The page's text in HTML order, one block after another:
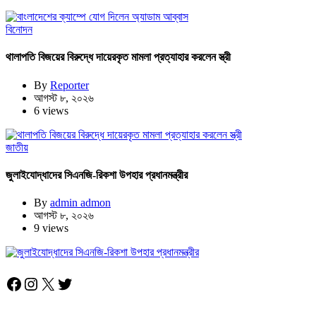
বিনোদন
থালাপতি বিজয়ের বিরুদ্ধে দায়েরকৃত মামলা প্রত্যাহার করলেন স্ত্রী
By Reporter
আগস্ট ৮, ২০২৬
6 views
জাতীয়
জুলাইযোদ্ধাদের সিএনজি-রিকশা উপহার প্রধানমন্ত্রীর
By admin admon
আগস্ট ৮, ২০২৬
9 views
Facebook
Instagram
X Twitter